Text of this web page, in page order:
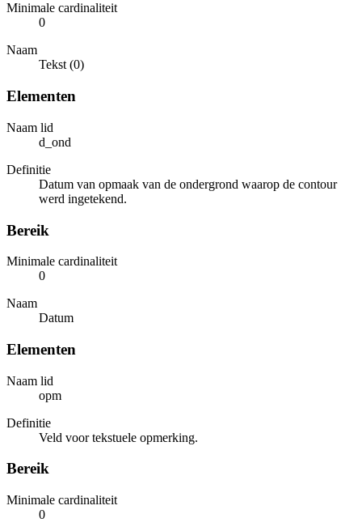
Minimale cardinaliteit
0
Naam
Tekst (0)
Elementen
Naam lid
d_ond
Definitie
Datum van opmaak van de ondergrond waarop de contour
werd ingetekend.
Bereik
Minimale cardinaliteit
0
Naam
Datum
Elementen
Naam lid
opm
Definitie
Veld voor tekstuele opmerking.
Bereik
Minimale cardinaliteit
0